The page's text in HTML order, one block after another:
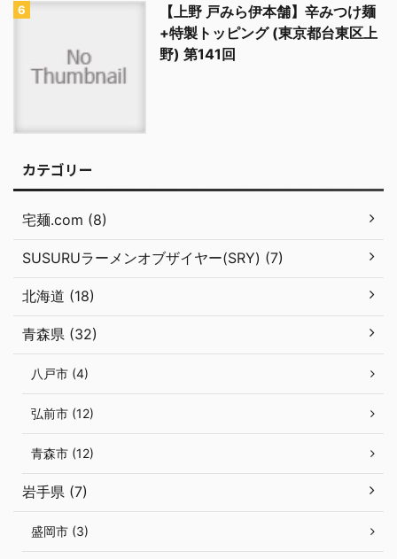
【上野 戸みら伊本舗】辛みつけ麺
+特製トッピング (東京都台東区上
野) 第141回
カテゴリー
宅麺.com (8)
SUSURUラーメンオブザイヤー(SRY) (7)
北海道 (18)
青森県 (32)
八戸市 (4)
弘前市 (12)
青森市 (12)
岩手県 (7)
盛岡市 (3)